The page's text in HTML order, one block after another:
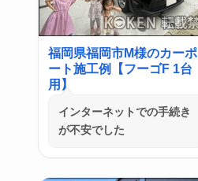
福岡県福岡市M様のカーポ
ート施工例【フーゴF 1台
用】
インターネットでの手続き
が不安でした